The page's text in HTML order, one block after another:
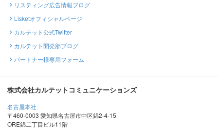
リスティング広告情報ブログ
Lisketオフィシャルページ
カルテット公式Twitter
カルテット開発部ブログ
パートナー様専用フォーム
株式会社カルテットコミュニケーションズ
名古屋本社
〒460-0003 愛知県名古屋市中区錦2-4-15
ORE錦二丁目ビル11階